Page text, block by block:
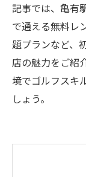
記事では、亀有
で通える無料レ
題プランなど、
店の魅力をご紹
境でゴルフスキ
しょう。